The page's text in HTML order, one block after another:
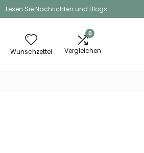
Lesen Sie Nachrichten und Blogs
Wunschzettel
0
Vergleichen